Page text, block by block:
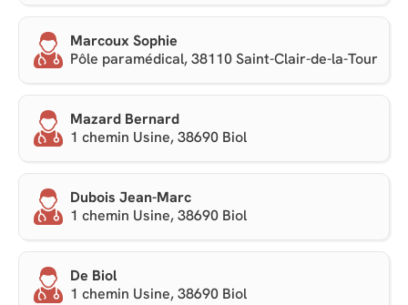
Marcoux Sophie
Pôle paramédical, 38110 Saint-Clair-de-la-Tour
Mazard Bernard
1 chemin Usine, 38690 Biol
Dubois Jean-Marc
1 chemin Usine, 38690 Biol
De Biol
1 chemin Usine, 38690 Biol